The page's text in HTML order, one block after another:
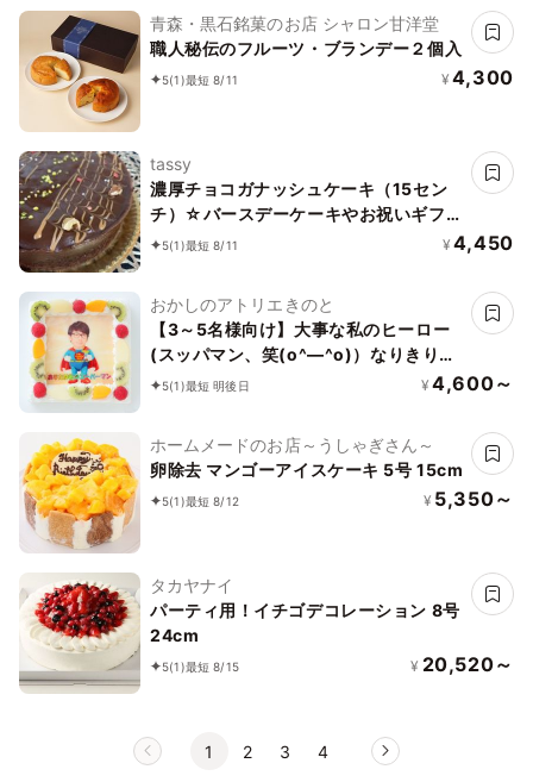
青森・黒石銘菓のお店 シャロン甘洋堂
職人秘伝のフルーツ・ブランデー２個入
5(1)最短 8/11 ¥ 4,300
tassy
濃厚チョコガナッシュケーキ（15セン
チ）☆バースデーケーキやお祝いギフト
やお誕生日プレゼントにも☆
5(1)最短 8/11 ¥ 4,450
おかしのアトリエきのと
【3～5名様向け】大事な私のヒーロー
(スッパマン、笑(o^―^o)）なりきり写
真ケーキ 15cmx15cm
5(1)最短 明後日 ¥ 4,600～
ホームメードのお店～うしゃぎさん～
卵除去 マンゴーアイスケーキ 5号 15cm
5(1)最短 8/12 ¥ 5,350～
タカヤナイ
パーティ用！イチゴデコレーション 8号
24cm
5(1)最短 8/15 ¥ 20,520～
1 2 3 4